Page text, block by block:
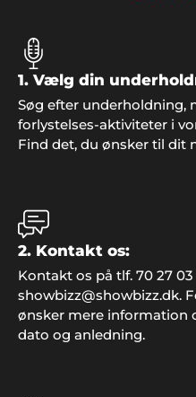
1. Vælg din
Søg efter underholdning,
forlystelses-aktiviteter i
Find det, du ønsker til dit
2. Kontakt os:
Kontakt os på tlf. 70 27
showbizz@showbizz.dk.
ønsker mere information
dato og anledning.